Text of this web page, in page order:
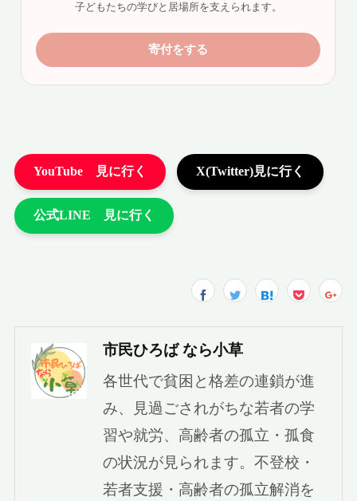
市民ひろば なら小草
各世代で貧困と格差の連鎖が進
み、見過ごされがちな若者の学
習や就労、高齢者の孤立・孤食
の状況が見られます。不登校・
若者支援・高齢者の孤立解消を